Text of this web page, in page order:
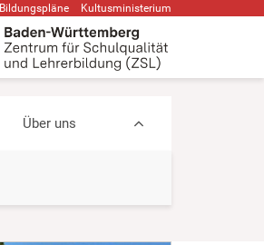
Bildungspläne Kultusministerium
Über uns